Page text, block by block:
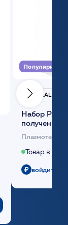
Популярный
MEDICAL CASE
Набор Plasmoactive Стандарт для
получения
плазмы
Товар в
войдите